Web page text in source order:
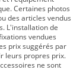
Certaines photos
des articles vendus
L'installation de
vendues
prix suggérés par
leurs propres prix.
ne sont